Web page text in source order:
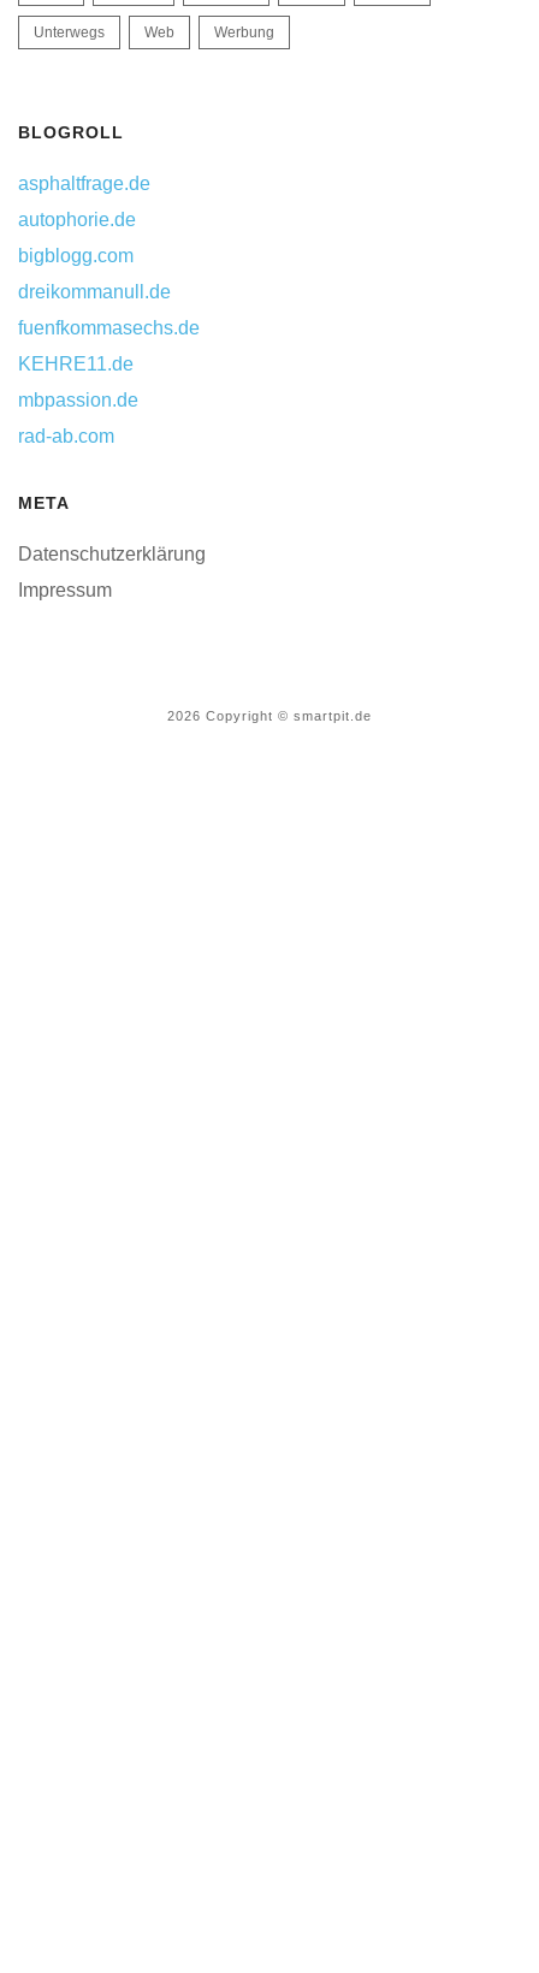
Unterwegs Web Werbung
BLOGROLL
asphaltfrage.de
autophorie.de
bigblogg.com
dreikommanull.de
fuenfkommasechs.de
KEHRE11.de
mbpassion.de
rad-ab.com
META
Datenschutzerklärung
Impressum
2026 Copyright © smartpit.de